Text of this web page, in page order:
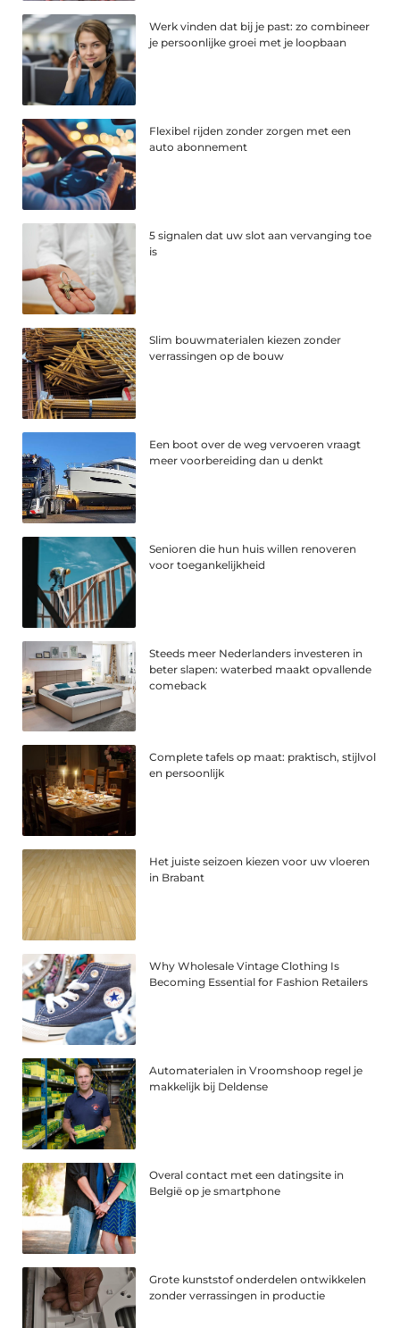
Werk vinden dat bij je past: zo combineer
je persoonlijke groei met je loopbaan
Flexibel rijden zonder zorgen met een
auto abonnement
5 signalen dat uw slot aan vervanging toe
is
Slim bouwmaterialen kiezen zonder
verrassingen op de bouw
Een boot over de weg vervoeren vraagt
meer voorbereiding dan u denkt
Senioren die hun huis willen renoveren
voor toegankelijkheid
Steeds meer Nederlanders investeren in
beter slapen: waterbed maakt opvallende
comeback
Complete tafels op maat: praktisch, stijlvol
en persoonlijk
Het juiste seizoen kiezen voor uw vloeren
in Brabant
Why Wholesale Vintage Clothing Is
Becoming Essential for Fashion Retailers
Automaterialen in Vroomshoop regel je
makkelijk bij Deldense
Overal contact met een datingsite in
België op je smartphone
Grote kunststof onderdelen ontwikkelen
zonder verrassingen in productie